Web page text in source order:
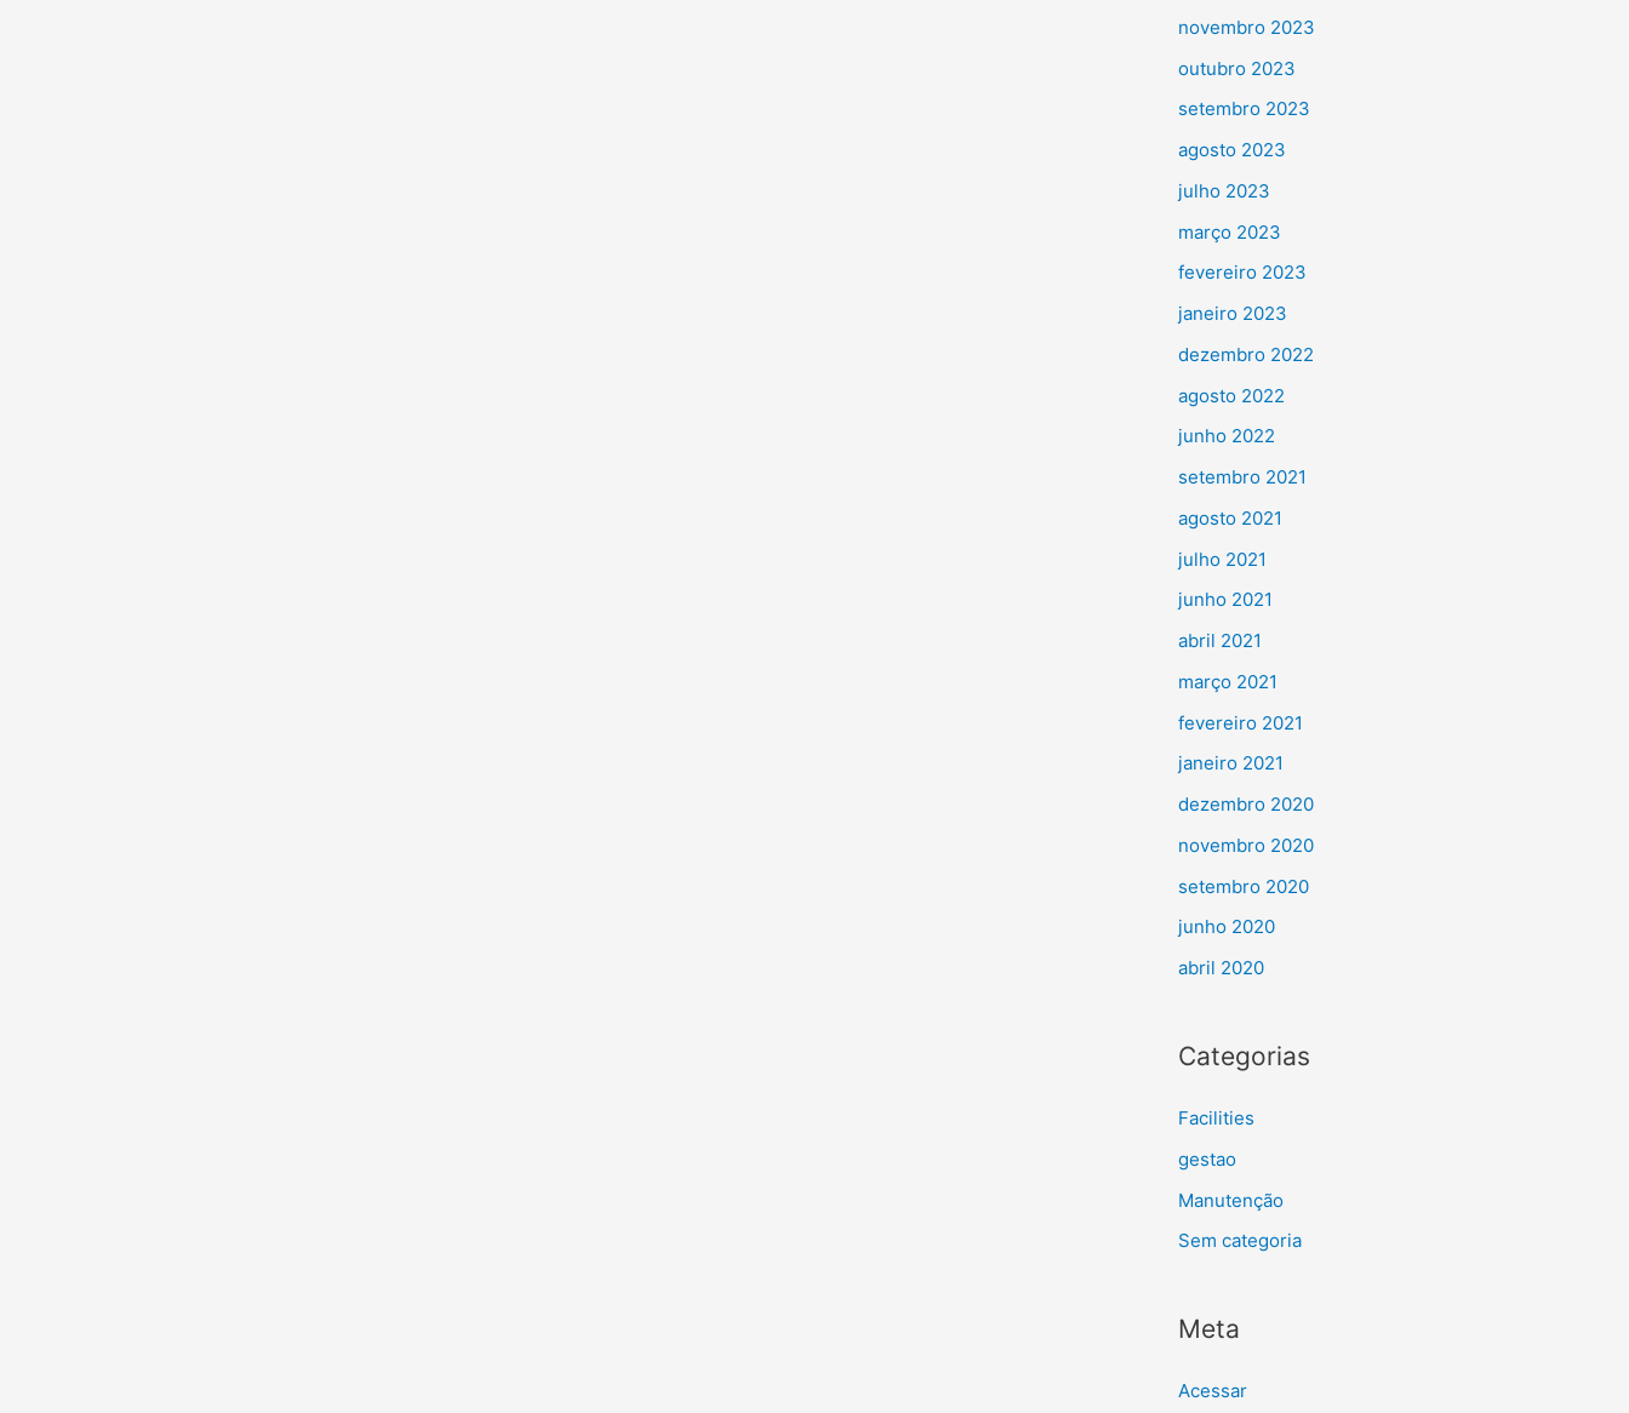
novembro 2023
outubro 2023
setembro 2023
agosto 2023
julho 2023
março 2023
fevereiro 2023
janeiro 2023
dezembro 2022
agosto 2022
junho 2022
setembro 2021
agosto 2021
julho 2021
junho 2021
abril 2021
março 2021
fevereiro 2021
janeiro 2021
dezembro 2020
novembro 2020
setembro 2020
junho 2020
abril 2020
Categorias
Facilities
gestao
Manutenção
Sem categoria
Meta
Acessar